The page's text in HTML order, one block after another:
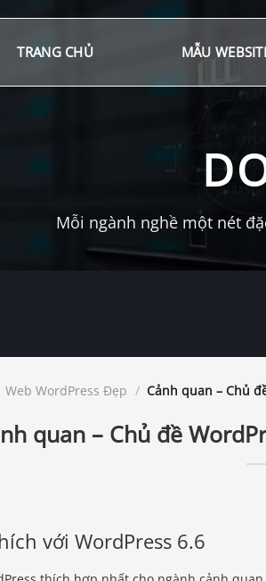
TRANG CHỦ MẪU
Mỗi ngành nghề một nét
Web WordPress Đẹp / Cảnh quan – Chủ
quan – Chủ đề
với WordPress 6.6